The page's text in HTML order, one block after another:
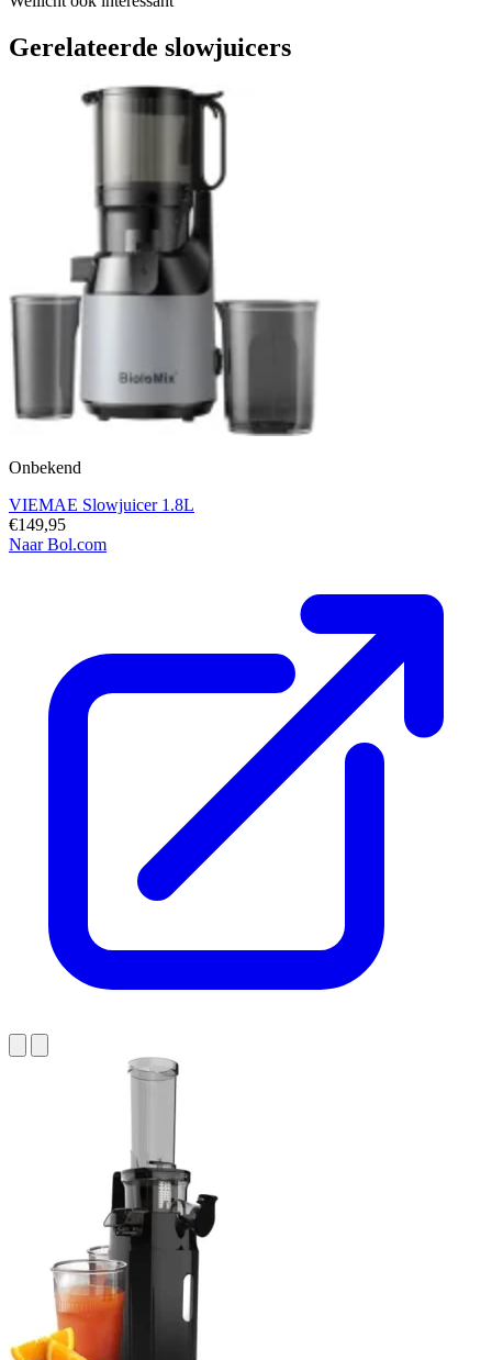
Gerelateerde slowjuicers
Onbekend
VIEMAE Slowjuicer 1.8L
€149,95
Naar Bol.com